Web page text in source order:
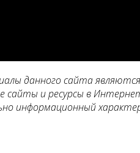
данного сайта
сайты и ресурсы в
информационный